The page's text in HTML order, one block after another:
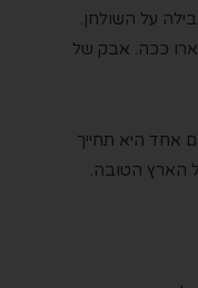
על השולחן.
ככה. אבק של
אחד היא תחייך
הארץ הטובה.